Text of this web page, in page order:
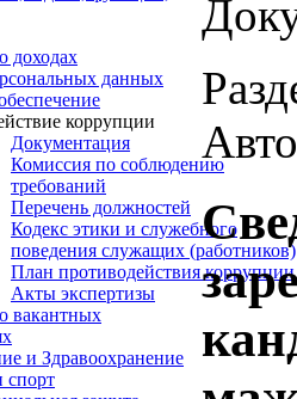
доходах
данных
коррупции
Документация
Комиссия по соблюдению
требований
Перечень должностей
Кодекс этики и служебного
поведения служащих (работников)
План противодействия коррупции
Акты экспертизы
вакантных
и Здравоохранение
спорт